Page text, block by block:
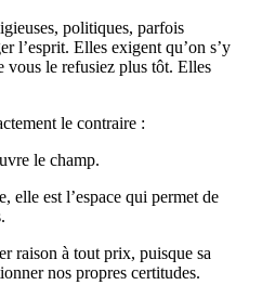
politiques, parfois
l’esprit. Elles exigent qu’on s’y
vous le refusiez plus tôt. Elles
le contraire :
le champ.
elle est l’espace qui permet de
raison à tout prix, puisque sa
nos propres certitudes.